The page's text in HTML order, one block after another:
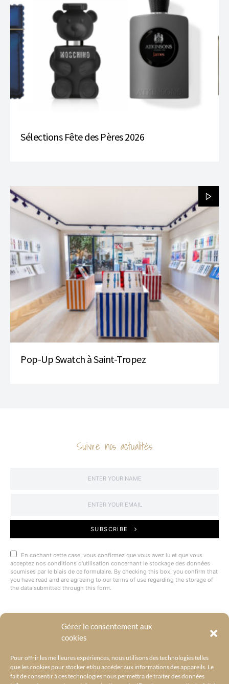
Gérer le consentement aux
cookies
Pour offrir les meilleures expériences, nous utilisons des technologies telles
que les cookies pour stocker et/ou accéder aux informations des appareils. Le
fait de consentir à ces technologies nous permettra de traiter des données
Sélections Fête des Pères 2026
Pop-Up Swatch à Saint-Tropez
Suivre nos actualités
SUBSCRIBE
En cochant cette case, vous confirmez que vous avez lu et que vous
acceptez nos conditions d'utilisation concernant le stockage des données
soumises par le biais de ce formulaire. By checking this box, you confirm that
you have read and are agreeing to our terms of use regarding the storage of
the data submitted through this form.
@BYRACKEL